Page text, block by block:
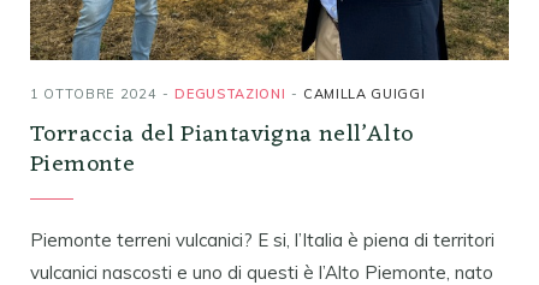
1 OTTOBRE 2024 DEGUSTAZIONI CAMILLA GUIGGI
Torraccia del Piantavigna nell’Alto
Piemonte
Piemonte terreni vulcanici? E si, l’Italia è piena di territori
vulcanici nascosti e uno di questi è l’Alto Piemonte, nato